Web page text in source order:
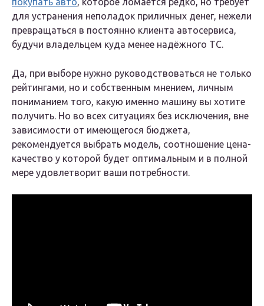
для устранения неполадок приличных денег, нежели
превращаться в постоянно клиента автосервиса,
будучи владельцем куда менее надёжного ТС.
Да, при выборе нужно руководствоваться не только
рейтингами, но и собственным мнением, личным
пониманием того, какую именно машину вы хотите
получить. Но во всех ситуациях без исключения, вне
зависимости от имеющегося бюджета,
рекомендуется выбрать модель, соотношение цена-
качество у которой будет оптимальным и в полной
мере удовлетворит ваши потребности.